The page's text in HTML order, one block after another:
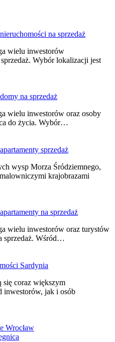
na sprzedaż
wielu inwestorów
Wybór lokalizacji jest
na sprzedaż
wielu inwestorów oraz osoby
do życia. Wybór…
sprzedaż
wysp Morza Śródziemnego,
krajobrazami
na sprzedaż
wielu inwestorów oraz turystów
sprzedaż. Wśród…
Sardynia
się coraz większym
inwestorów, jak i osób
Wrocław